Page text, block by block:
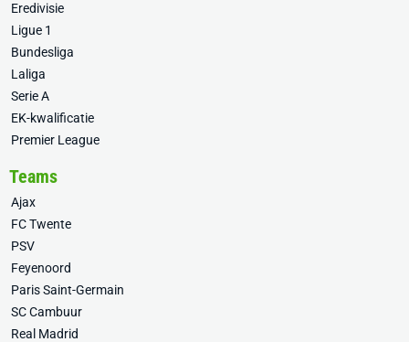
Eredivisie
Ligue 1
Bundesliga
Laliga
Serie A
EK-kwalificatie
Premier League
Teams
Ajax
FC Twente
PSV
Feyenoord
Paris Saint-Germain
SC Cambuur
Real Madrid